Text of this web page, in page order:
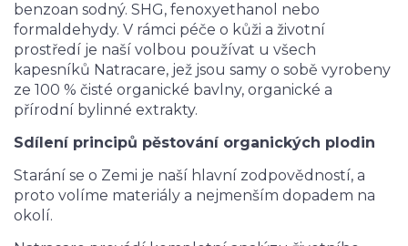
benzoan sodný. SHG, fenoxyethanol nebo
formaldehydy. V rámci péče o kůži a životní
prostředí je naší volbou používat u všech
kapesníků Natracare, jež jsou samy o sobě vyrobeny
ze 100 % čisté organické bavlny, organické a
přírodní bylinné extrakty.
Sdílení principů pěstování organických plodin
Starání se o Zemi je naší hlavní zodpovědností, a
proto volíme materiály a nejmenším dopadem na
okolí.